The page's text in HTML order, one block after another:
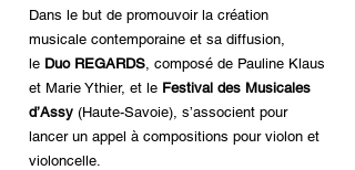
Dans le but de promouvoir la création
musicale contemporaine et sa diffusion,
le Duo REGARDS, composé de Pauline Klaus
et Marie Ythier, et le Festival des Musicales
d’Assy (Haute-Savoie), s’associent pour
lancer un appel à compositions pour violon et
violoncelle.